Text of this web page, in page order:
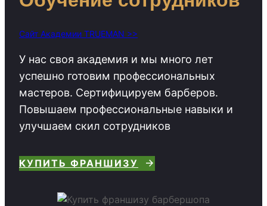
Сайт Академии TRUEMAN >>
У нас своя академия и мы много лет
успешно готовим профессиональных
мастеров. Сертифицируем барберов.
Повышаем профессиональные навыки и
улучшаем скил сотрудников
КУПИТЬ ФРАНШИЗУ